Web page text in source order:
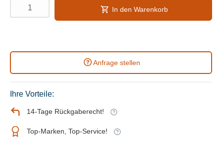
In den Warenkorb
Anfrage stellen
Ihre Vorteile:
14-Tage Rückgaberecht!
Top-Marken, Top-Service!